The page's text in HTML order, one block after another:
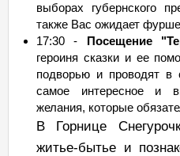
выборах губернского
также Вас ожидает
17:30 - Посещение
героиня сказки и ее
подворью и проводят в
самое интересное и
желания, которые
В Горнице
житье-бытье и